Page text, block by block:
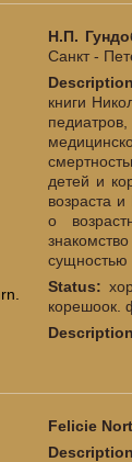
Н.П.
Санкт -
книги
детей и
возраста
о
сущностью
Status:
корешоок.
Felicie